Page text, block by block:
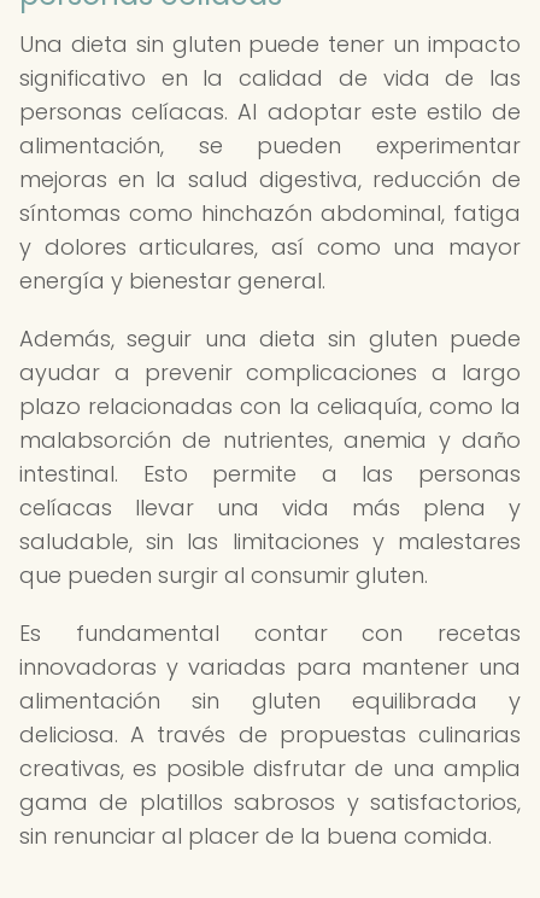
Una dieta sin gluten puede tener un impacto
significativo en la calidad de vida de las
personas celíacas. Al adoptar este estilo de
alimentación, se pueden experimentar
mejoras en la salud digestiva, reducción de
síntomas como hinchazón abdominal, fatiga
y dolores articulares, así como una mayor
energía y bienestar general.
Además, seguir una dieta sin gluten puede
ayudar a prevenir complicaciones a largo
plazo relacionadas con la celiaquía, como la
malabsorción de nutrientes, anemia y daño
intestinal. Esto permite a las personas
celíacas llevar una vida más plena y
saludable, sin las limitaciones y malestares
que pueden surgir al consumir gluten.
Es fundamental contar con recetas
innovadoras y variadas para mantener una
alimentación sin gluten equilibrada y
deliciosa. A través de propuestas culinarias
creativas, es posible disfrutar de una amplia
gama de platillos sabrosos y satisfactorios,
sin renunciar al placer de la buena comida.